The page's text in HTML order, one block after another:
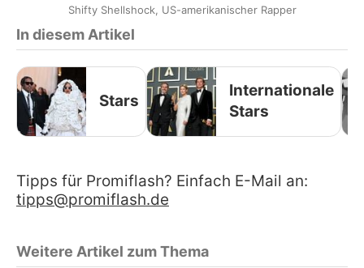
Shifty Shellshock, US-amerikanischer Rapper
In diesem Artikel
Stars
Internationale
Stars
Tipps für Promiflash? Einfach E-Mail an:
tipps@promiflash.de
Weitere Artikel zum Thema